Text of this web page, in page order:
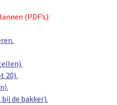
(PDF’s):
20).
de bakker).